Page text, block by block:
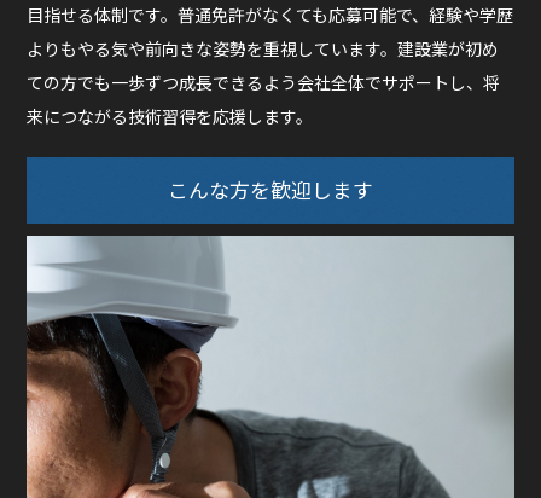
目指せる体制です。普通免許がなくても応募可能で、経験や学歴
よりもやる気や前向きな姿勢を重視しています。建設業が初め
ての方でも一歩ずつ成長できるよう会社全体でサポートし、将
来につながる技術習得を応援します。
こんな方を歓迎します